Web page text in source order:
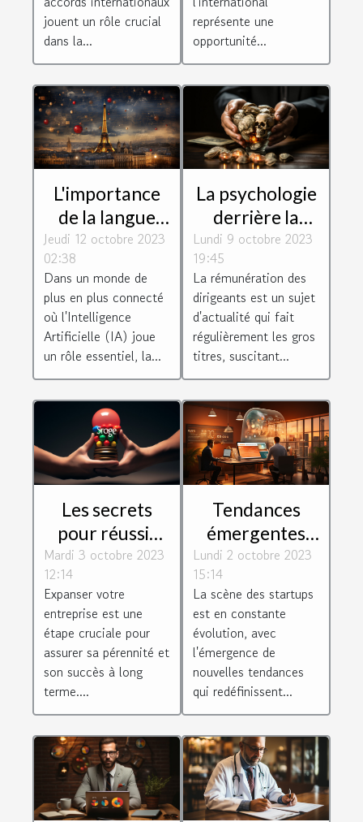
jouent un rôle crucial
dans la...
représente une
opportunité...
L'importance
de la langue
française dans
le monde de
l'IA
Jeudi 12 octobre 2023
02:38
Dans un monde de
plus en plus connecté
où l'Intelligence
Artificielle (IA) joue
un rôle essentiel, la...
La psychologie
derrière la
rémunération
des dirigeants :
motivation ou
récompense ?
Lundi 9 octobre 2023
19:45
La rémunération des
dirigeants est un sujet
d'actualité qui fait
régulièrement les gros
titres, suscitant...
Les secrets
pour réussir
l'expansion de
entreprise
Mardi 3 octobre 2023
12:14
Expanser votre
entreprise est une
étape cruciale pour
assurer sa pérennité et
son succès à long
terme....
Tendances
émergentes
dans
l'écosystème
des startups
Lundi 2 octobre 2023
15:14
La scène des startups
est en constante
évolution, avec
l'émergence de
nouvelles tendances
qui redéfinissent...